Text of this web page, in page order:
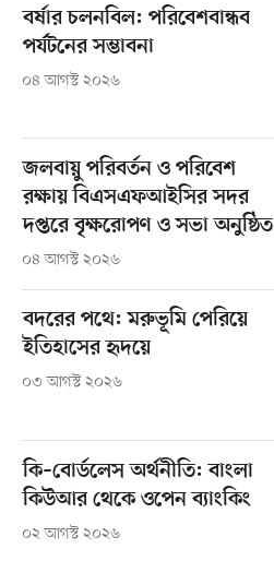
বর্ষার চলনবিল: পরিবেশবান্ধব
পর্যটনের সম্ভাবনা
০৪ আগস্ট ২০২৬
জলবায়ু পরিবর্তন ও পরিবেশ
রক্ষায় বিএসএফআইসির সদর
দপ্তরে বৃক্ষরোপণ ও সভা অনুষ্ঠিত
০৪ আগস্ট ২০২৬
বদরের পথে: মরুভূমি পেরিয়ে
ইতিহাসের হৃদয়ে
০৩ আগস্ট ২০২৬
কি–বোর্ডলেস অর্থনীতি: বাংলা
কিউআর থেকে ওপেন ব্যাংকিং
০২ আগস্ট ২০২৬